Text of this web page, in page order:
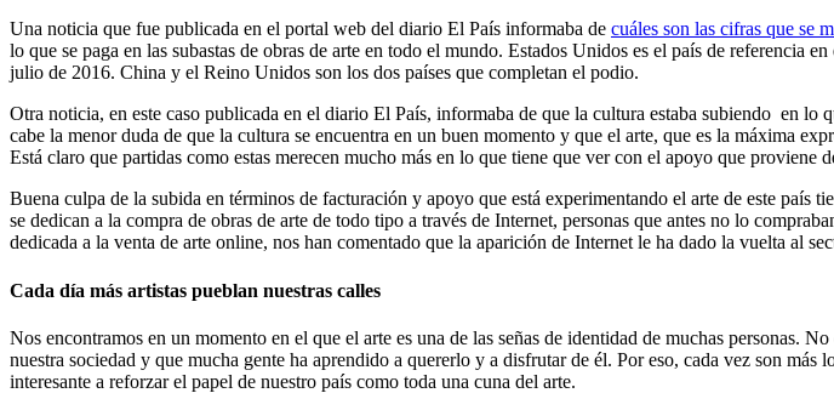
Una noticia que fue publicada en el portal web del diario El País informaba de cuáles son las cifras que se
lo que se paga en las subastas de obras de arte en todo el mundo. Estados Unidos es el país de referencia
julio de 2016. China y el Reino Unidos son los dos países que completan el podio.
Otra noticia, en este caso publicada en el diario El País, informaba de que la cultura estaba subiendo en lo
cabe la menor duda de que la cultura se encuentra en un buen momento y que el arte, que es la máxima
Está claro que partidas como estas merecen mucho más en lo que tiene que ver con el apoyo que proviene
Buena culpa de la subida en términos de facturación y apoyo que está experimentando el arte de este
se dedican a la compra de obras de arte de todo tipo a través de Internet, personas que antes no lo
dedicada a la venta de arte online, nos han comentado que la aparición de Internet le ha dado la vuelta al
Cada día más artistas pueblan nuestras calles
Nos encontramos en un momento en el que el arte es una de las señas de identidad de muchas personas.
nuestra sociedad y que mucha gente ha aprendido a quererlo y a disfrutar de él. Por eso, cada vez son
interesante a reforzar el papel de nuestro país como toda una cuna del arte.